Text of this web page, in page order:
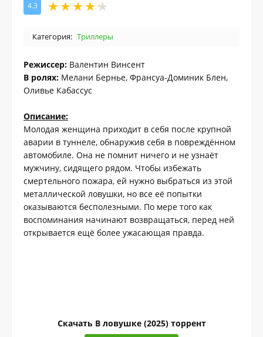
4.3
Категория: Триллеры
Режиссер: Валентин Винсент
В ролях: Мелани Бернье, Франсуа-Доминик Блен,
Оливье Кабассус
Описание:
Молодая женщина приходит в себя после крупной
аварии в туннеле, обнаружив себя в повреждённом
автомобиле. Она не помнит ничего и не узнаёт
мужчину, сидящего рядом. Чтобы избежать
смертельного пожара, ей нужно выбраться из этой
металлической ловушки, но все её попытки
оказываются бесполезными. По мере того как
воспоминания начинают возвращаться, перед ней
открывается ещё более ужасающая правда.
Скачать В ловушке (2025) торрент